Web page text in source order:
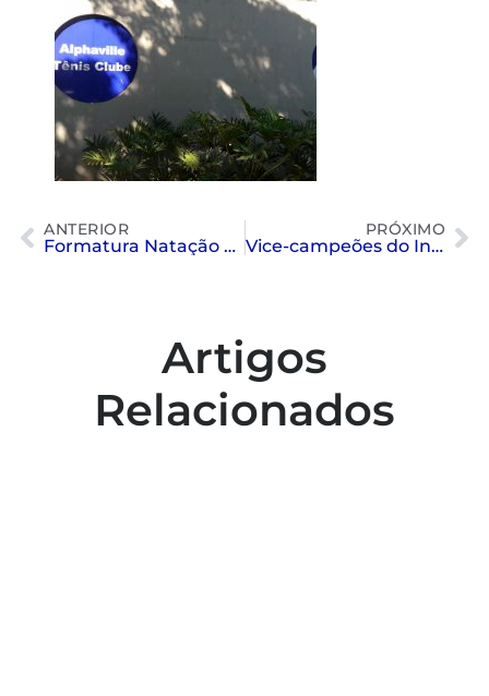
ANTERIOR
Formatura Natação SEFFE
PRÓXIMO
Vice-campeões do Interclubes 3M2
Artigos
Relacionados